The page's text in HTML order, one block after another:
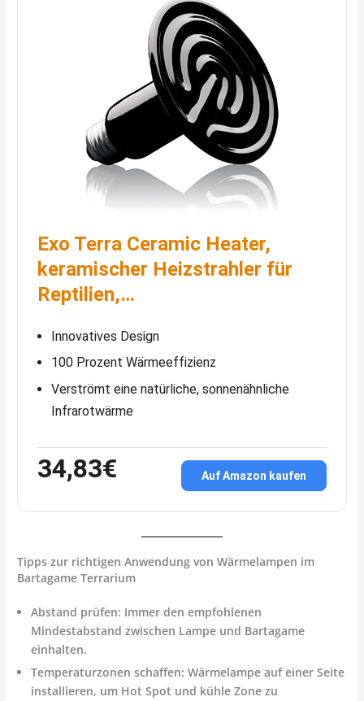
Exo Terra Ceramic Heater,
keramischer Heizstrahler für
Reptilien,…
Innovatives Design
100 Prozent Wärmeeffizienz
Verströmt eine natürliche, sonnenähnliche
Infrarotwärme
34,83€ Auf Amazon kaufen
Tipps zur richtigen Anwendung von Wärmelampen im
Bartagame Terrarium
Abstand prüfen: Immer den empfohlenen
Mindestabstand zwischen Lampe und Bartagame
einhalten.
Temperaturzonen schaffen: Wärmelampe auf einer Seite
installieren, um Hot Spot und kühle Zone zu